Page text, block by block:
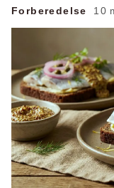
Forberedelse 10